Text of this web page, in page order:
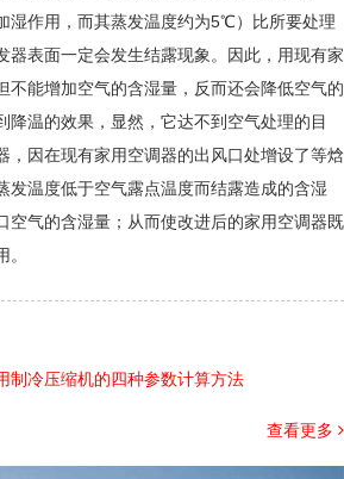
湿作用，而其蒸发温度约为5℃）比所要处理
器表面一定会发生结露现象。因此，用现有家
不能增加空气的含湿量，反而还会降低空气的
降温的效果，显然，它达不到空气处理的目
，因在现有家用空调器的出风口处增设了等焓
发温度低于空气露点温度而结露造成的含湿
空气的含湿量；从而使改进后的家用空调器既
制冷压缩机的四种参数计算方法
查看更多